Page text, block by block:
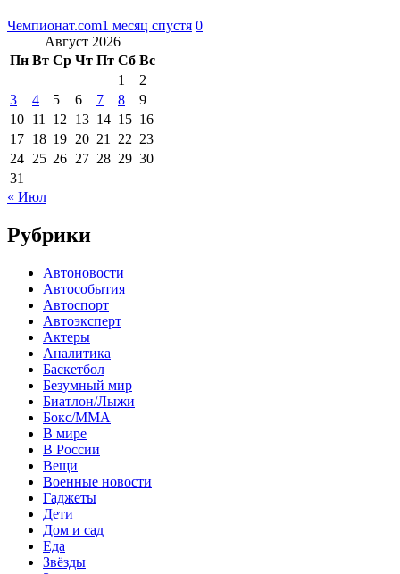
Чемпионат.com1 месяц спустя 0
Август 2026
Пн Вт Ср Чт Пт Сб Вс
1
2
3
4 5 6 7 8
9
10 11 12 13 14 15 16
17 18 19 20 21 22 23
24 25 26 27 28 29 30
31
« Июл
Рубрики
Автоновости
Автособытия
Автоспорт
Автоэксперт
Актеры
Аналитика
Баскетбол
Безумный мир
Биатлон/Лыжи
Бокс/MMA
В мире
В России
Вещи
Военные новости
Гаджеты
Дети
Дом и сад
Еда
Звёзды